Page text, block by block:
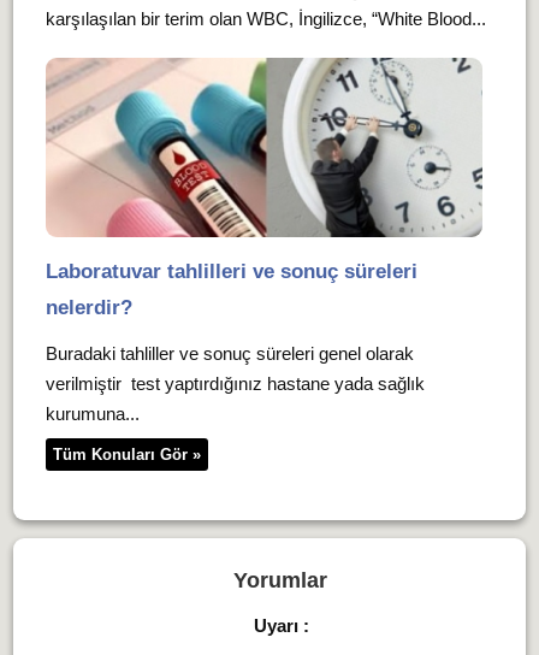
karşılaşılan bir terim olan WBC, İngilizce, “White Blood...
Laboratuvar tahlilleri ve sonuç süreleri
nelerdir?
Buradaki tahliller ve sonuç süreleri genel olarak
verilmiştir test yaptırdığınız hastane yada sağlık
kurumuna...
Tüm Konuları Gör »
Yorumlar
Uyarı :